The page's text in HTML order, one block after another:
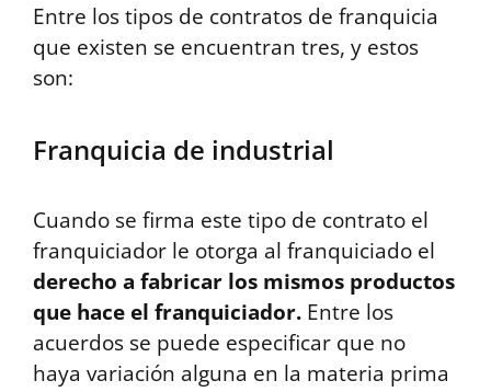
Entre los tipos de contratos de franquicia
que existen se encuentran tres, y estos
son:
Franquicia de industrial
Cuando se firma este tipo de contrato el
franquiciador le otorga al franquiciado el
derecho a fabricar los mismos productos
que hace el franquiciador. Entre los
acuerdos se puede especificar que no
haya variación alguna en la materia prima